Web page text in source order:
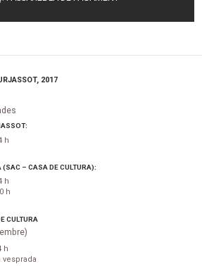
2017
h
(SAC – CASA DE CULTURA):
h
h
CULTURA
h